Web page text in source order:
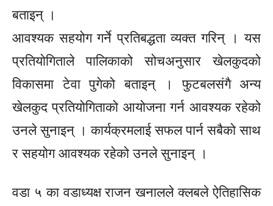
बताइन् ।
आवश्यक सहयोग गर्ने प्रतिबद्धता व्यक्त गरिन् । यस
प्रतियोगिताले पालिकाको सोचअनुसार खेलकुदको
विकासमा टेवा पुगेको बताइन् । फुटबलसंगै अन्य
खेलकुद प्रतियोगिताको आयोजना गर्न आवश्यक रहेको
उनले सुनाइन् । कार्यक्रमलाई सफल पार्न सबैको साथ
र सहयोग आवश्यक रहेको उनले सुनाइन् ।
वडा ५ का वडाध्यक्ष राजन खनालले क्लबले ऐतिहासिक